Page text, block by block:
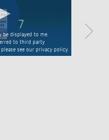
be displayed to me.
to third party
see our privacy policy.